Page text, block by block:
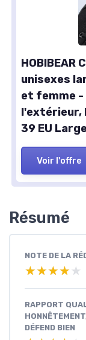
HOBIBEAR
unisexes
et femme -
l'extérieur,
39 EU
Voir l'offre
Résumé
NOTE DE LA
★★★★★
★★★★★
RAPPORT
DÉFEND BIEN